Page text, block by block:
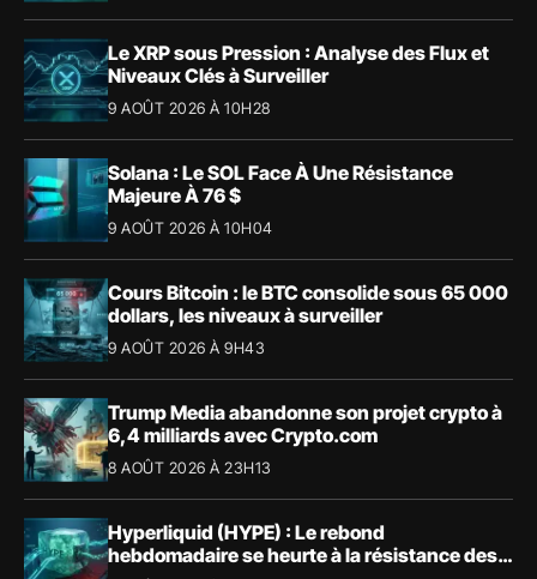
Le XRP sous Pression : Analyse des Flux et
Niveaux Clés à Surveiller
9 AOÛT 2026 À 10H28
Solana : Le SOL Face À Une Résistance
Majeure À 76 $
9 AOÛT 2026 À 10H04
Cours Bitcoin : le BTC consolide sous 65 000
dollars, les niveaux à surveiller
9 AOÛT 2026 À 9H43
Trump Media abandonne son projet crypto à
6,4 milliards avec Crypto.com
8 AOÛT 2026 À 23H13
Hyperliquid (HYPE) : Le rebond
hebdomadaire se heurte à la résistance des